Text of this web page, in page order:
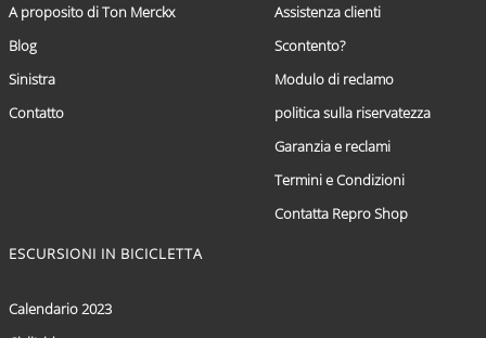
A proposito di Ton Merckx
Blog
Sinistra
Contatto
Assistenza clienti
Scontento?
Modulo di reclamo
politica sulla riservatezza
Garanzia e reclami
Termini e Condizioni
Contatta Repro Shop
ESCURSIONI IN BICICLETTA
Calendario 2023